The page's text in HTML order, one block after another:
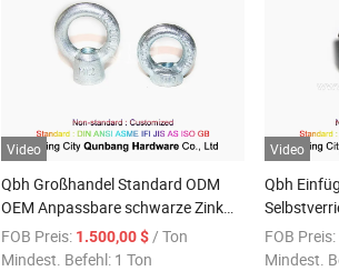
Video
Qbh Großhandel Standard ODM
OEM Anpassbare schwarze Zink
HDG Wärmebehandlung Dacromet
Geomet geschmiedeter verzinkter
FOB Preis: 1.500,00 $ / Ton
Mindest. Befehl: 1 Ton
Video
Qbh
weibliche
FOB Preis:
Mindest.